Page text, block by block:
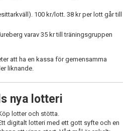
100 kr/ lott. 38 kr per lott går till
varav 35 kr till träningsgruppen
att ha en kassa för gemensamma
liknande.
nya lotteri
lotter och stötta.
digitalt lotteri med ett gott syfte och en